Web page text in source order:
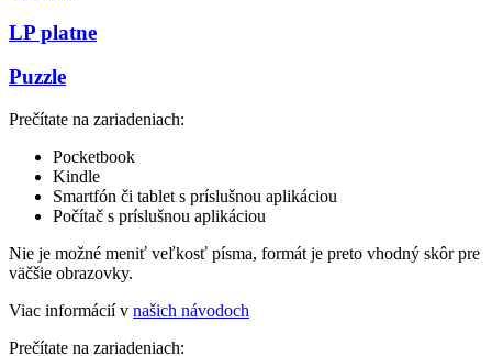
LP platne
Puzzle
Prečítate na zariadeniach:
Pocketbook
Kindle
Smartfón či tablet s príslušnou aplikáciou
Počítač s príslušnou aplikáciou
Nie je možné meniť veľkosť písma, formát je preto vhodný skôr pre
väčšie obrazovky.
Viac informácií v našich návodoch
Prečítate na zariadeniach: